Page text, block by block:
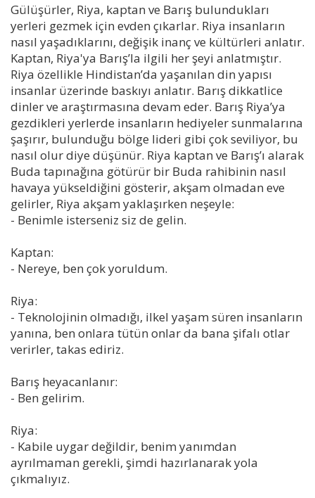
Gülüşürler, Riya, kaptan ve Barış bulundukları
yerleri gezmek için evden çıkarlar. Riya insanların
nasıl yaşadıklarını, değişik inanç ve kültürleri anlatır.
Kaptan, Riya'ya Barış’la ilgili her şeyi anlatmıştır.
Riya özellikle Hindistan’da yaşanılan din yapısı
insanlar üzerinde baskıyı anlatır. Barış dikkatlice
dinler ve araştırmasına devam eder. Barış Riya’ya
gezdikleri yerlerde insanların hediyeler sunmalarına
şaşırır, bulunduğu bölge lideri gibi çok seviliyor, bu
nasıl olur diye düşünür. Riya kaptan ve Barış’ı alarak
Buda tapınağına götürür bir Buda rahibinin nasıl
havaya yükseldiğini gösterir, akşam olmadan eve
gelirler, Riya akşam yaklaşırken neşeyle:
- Benimle isterseniz siz de gelin.
Kaptan:
- Nereye, ben çok yoruldum.
Riya:
- Teknolojinin olmadığı, ilkel yaşam süren insanların
yanına, ben onlara tütün onlar da bana şifalı otlar
verirler, takas ediriz.
Barış heyacanlanır:
- Ben gelirim.
Riya:
- Kabile uygar değildir, benim yanımdan
ayrılmaman gerekli, şimdi hazırlanarak yola
çıkmalıyız.